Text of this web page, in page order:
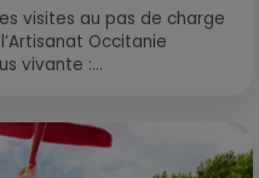
visites au pas de charge
Occitanie
vivante :...